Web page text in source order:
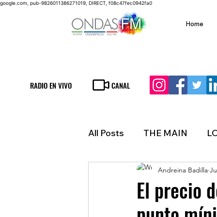
google.com, pub-9826011386271019, DIRECT, f08c47fec0942fa0
Home
RADIO EN VIVO CANAL
All Posts THE MAIN
LIFESTYLE FINANCE
INMIGRATION
El precio
Andreina Badilla